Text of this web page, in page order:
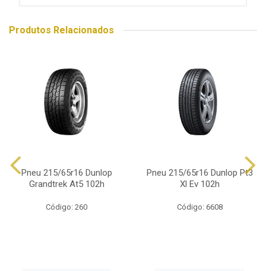
Produtos Relacionados
Pneu 215/65r16 Dunlop
Grandtrek At5 102h
Código: 260
Pneu 215/65r16 Dunlop Pt3
Xl Ev 102h
Código: 6608